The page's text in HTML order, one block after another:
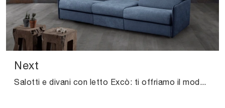
Next
Salotti e divani con letto Excò: ti offriamo il modello Next in tessuto per valorizzare la zona giorno.